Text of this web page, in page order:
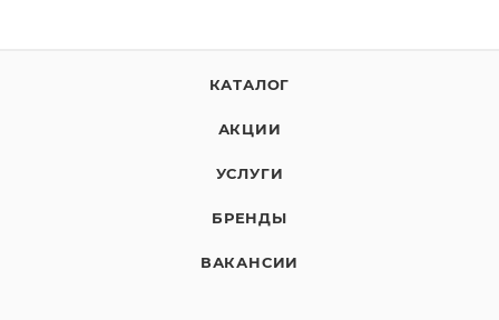
КАТАЛОГ
АКЦИИ
УСЛУГИ
БРЕНДЫ
ВАКАНСИИ